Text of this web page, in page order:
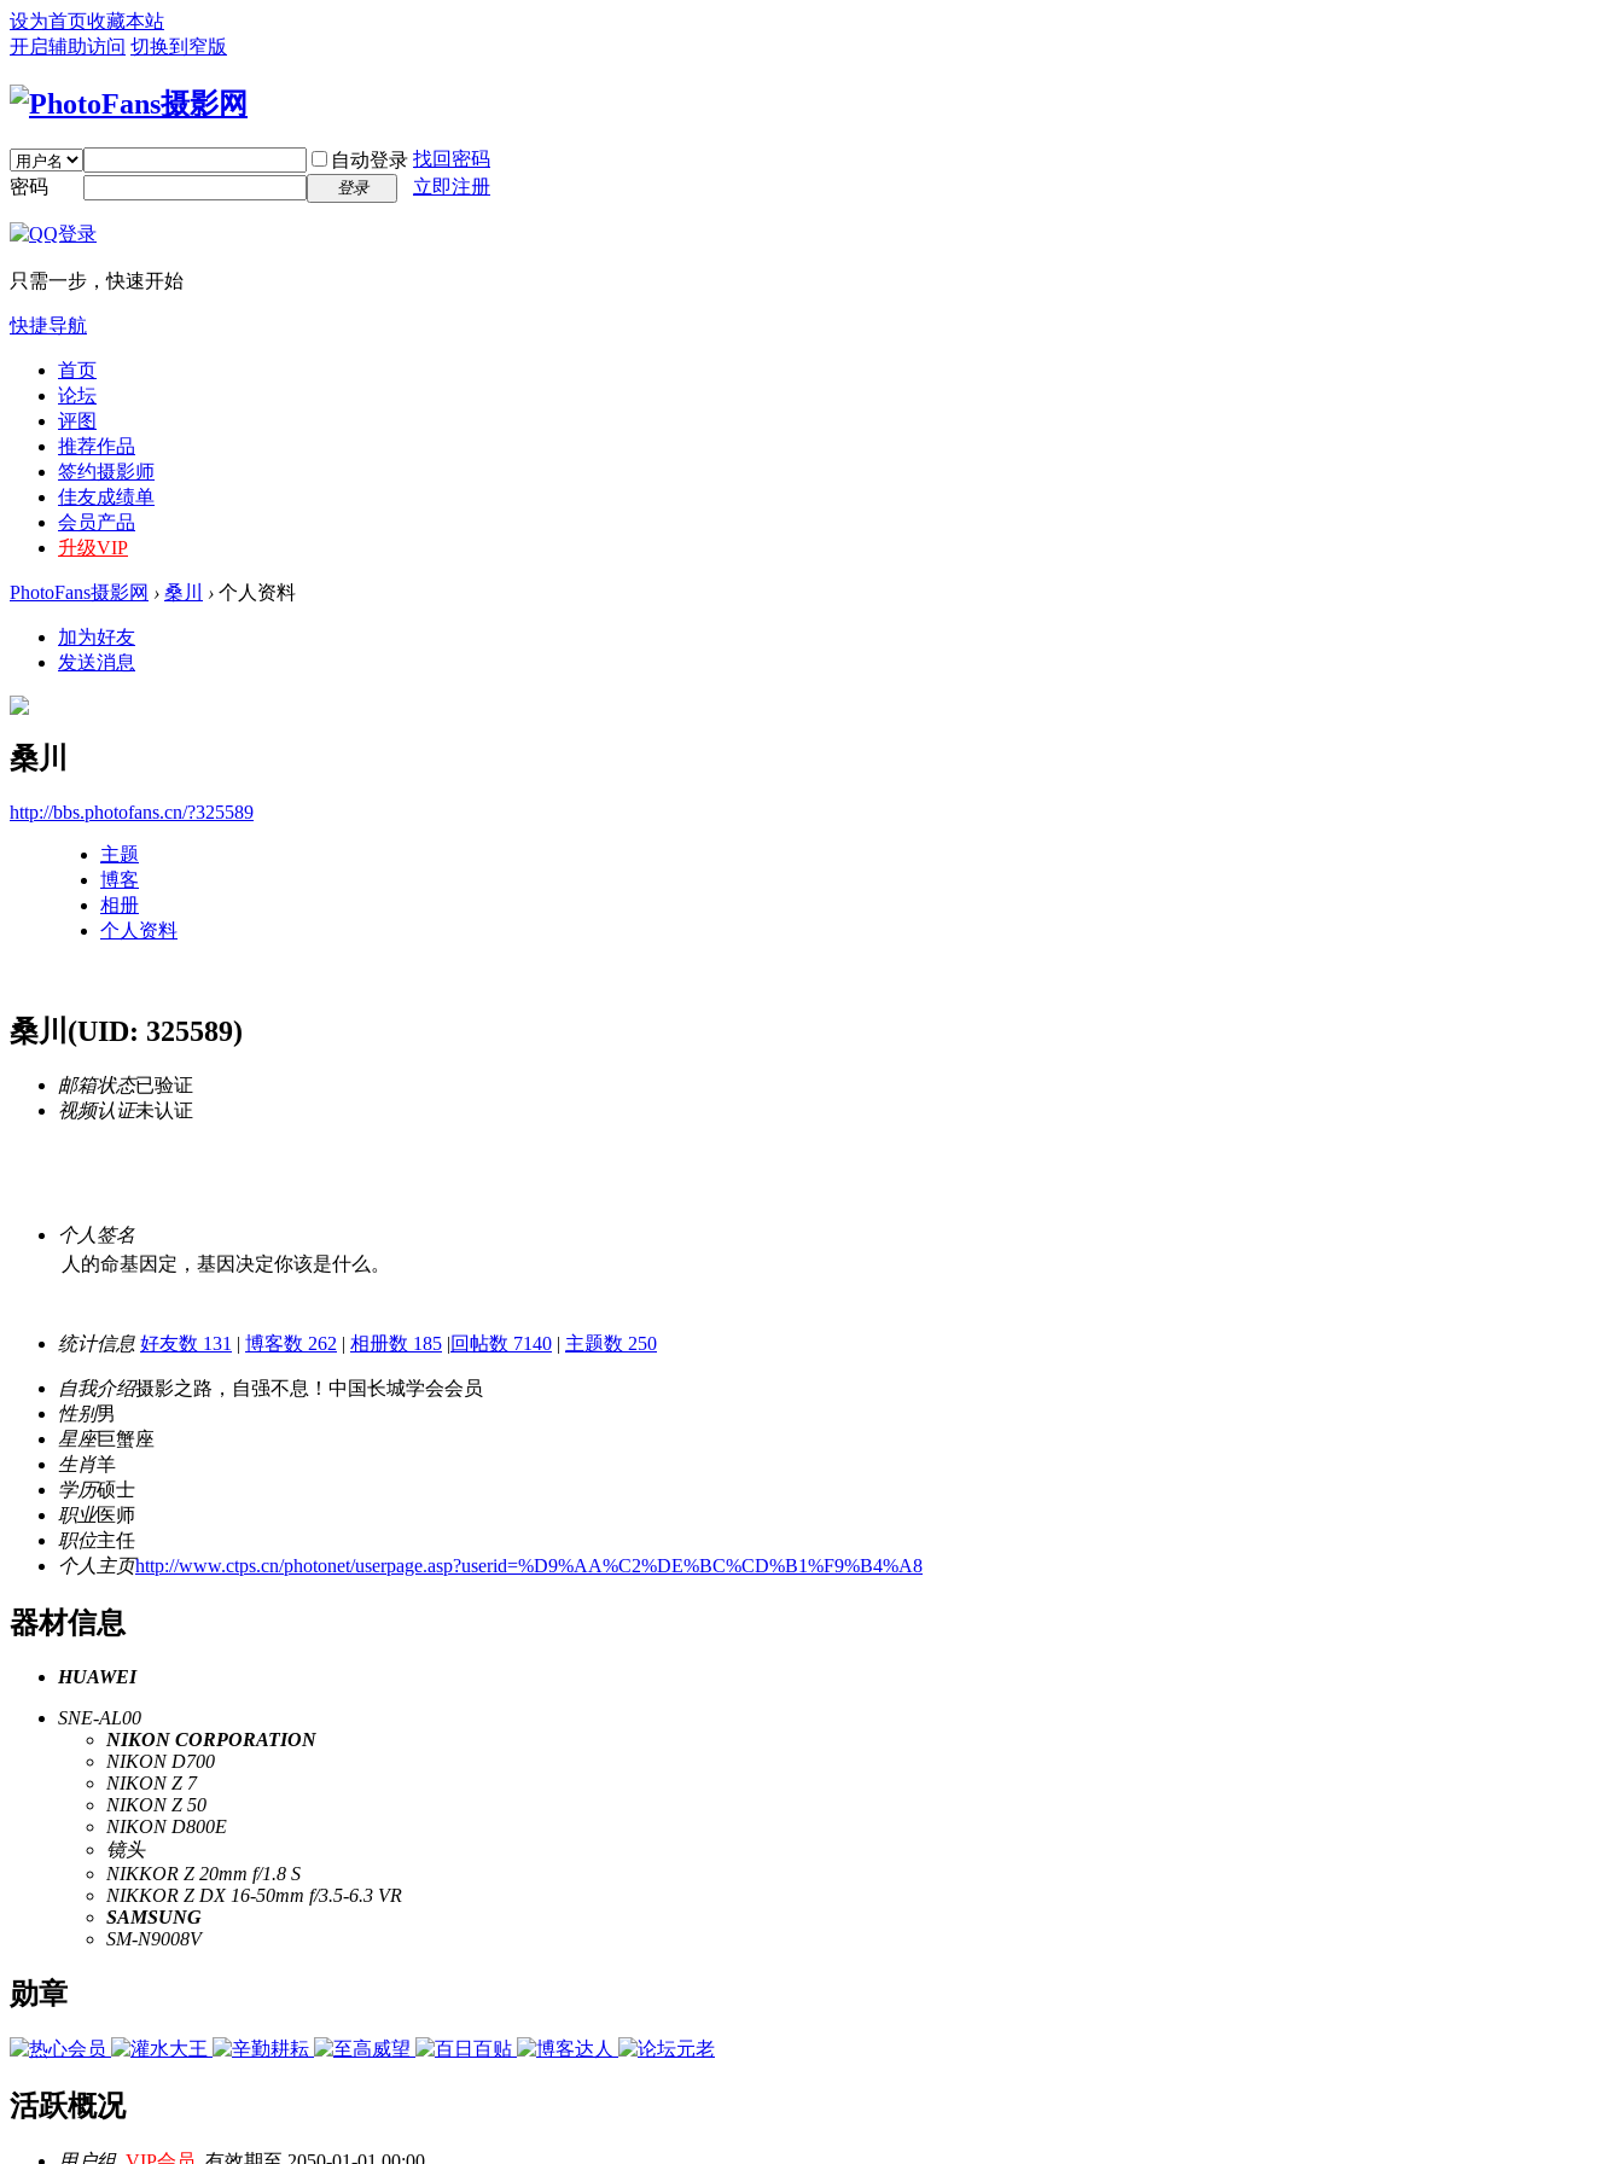
设为首页收藏本站
开启辅助访问 切换到窄版
自动登录 找回密码
密码
登录 立即注册
只需一步，快速开始
快捷导航
首页
论坛
评图
推荐作品
签约摄影师
佳友成绩单
会员产品
升级VIP
PhotoFans摄影网 › 桑川 › 个人资料
加为好友
发送消息
桑川
http://bbs.photofans.cn/?325589
主题
博客
相册
个人资料
桑川 (UID: 325589)
邮箱状态已验证
视频认证未认证
个人签名
人的命基因定，基因决定你该是什么。
统计信息 好友数 131 | 博客数 262 | 相册数 185 |回帖数 7140 | 主题数 250
自我介绍摄影之路，自强不息！中国长城学会会员
性别男
星座巨蟹座
生肖羊
学历硕士
职业医师
职位主任
个人主页http://www.ctps.cn/photonet/userpage.asp?userid=%D9%AA%C2%DE%BC%CD%B1%F9%B4%A8
器材信息
HUAWEI
SNE-AL00
NIKON CORPORATION
NIKON D700
NIKON Z 7
NIKON Z 50
NIKON D800E
镜头
NIKKOR Z 20mm f/1.8 S
NIKKOR Z DX 16-50mm f/3.5-6.3 VR
SAMSUNG
SM-N9008V
勋章
活跃概况